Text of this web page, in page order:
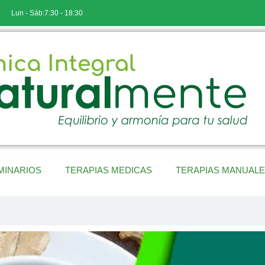
Lun - Sáb:7:30 - 18:30
TERAPIAS MEDICAS TERAPIAS